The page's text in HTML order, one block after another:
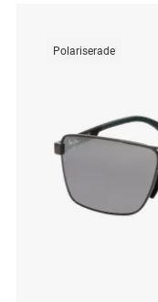
Polariserade